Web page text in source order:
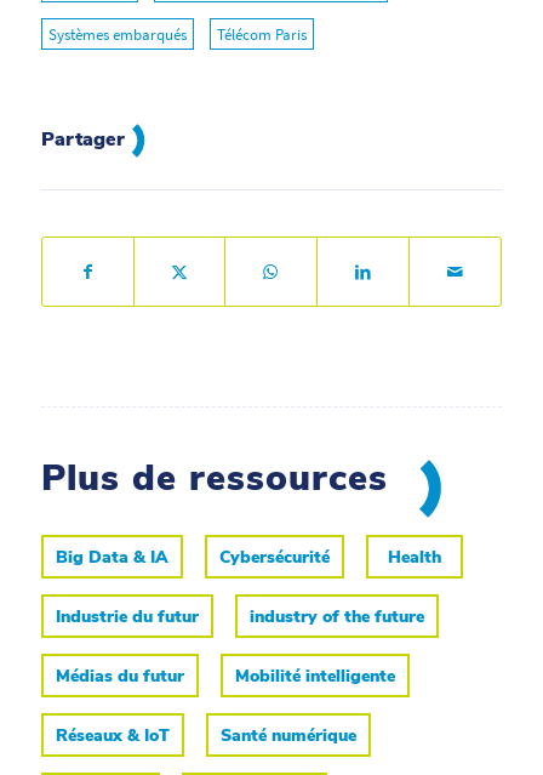
Systèmes embarqués Télécom Paris
Partager
Plus de ressources
Big Data & IA Cybersécurité Health
Industrie du futur industry of the future
Médias du futur Mobilité intelligente
Réseaux & IoT Santé numérique